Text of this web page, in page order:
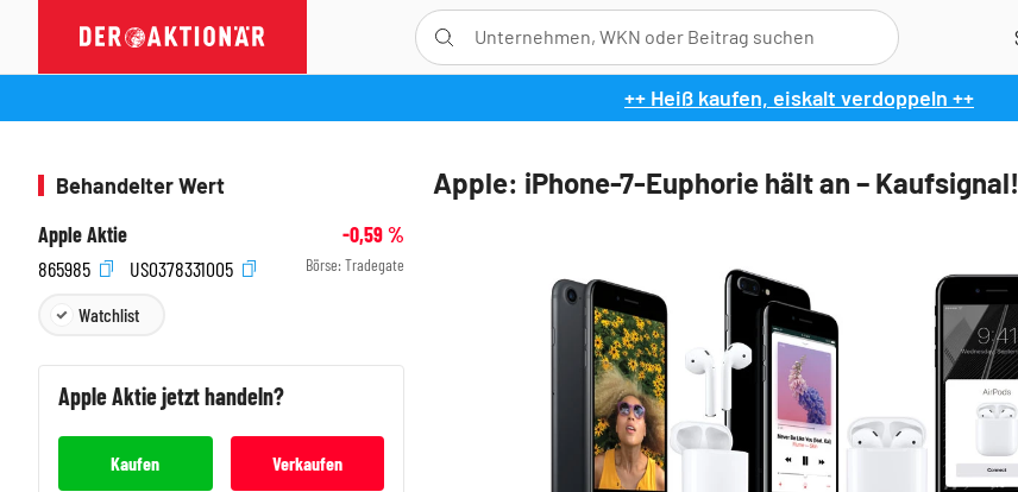
++ Heiß kaufen, eiskalt verdoppeln ++
Apple: iPhone-7-Euphorie hält an – Kaufsignal!
Behandelter Wert
Apple Aktie
-0,59%
865985
US0378331005 Börse: Tradegate
Watchlist
AppleAktie jetzt handeln?
Kaufen Verkaufen